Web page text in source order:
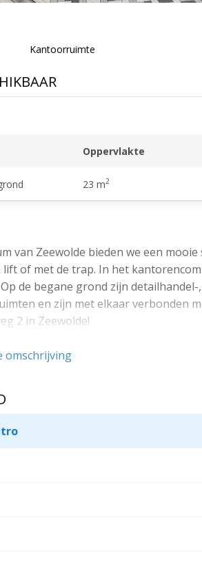
Kantoorruimte
Oppervlakte
23 m2
van Zeewolde bieden we een
of met de trap. In het
de begane grond zijn
en zijn met elkaar verbonden
2 in Zeewolde!
om ongestoord je werk te
van Zeewolde.
gezamenlijk toiletgroep aanwezig,
hier aan je voeten.
omschrijving